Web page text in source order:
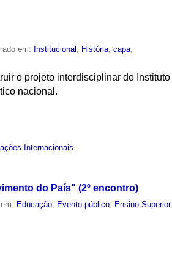
em: Institucional História ,capa
o projeto interdisciplinar do Instituto
nacional.
Internacionais
do País" (2º encontro)
Educação Evento público Ensino Superior,